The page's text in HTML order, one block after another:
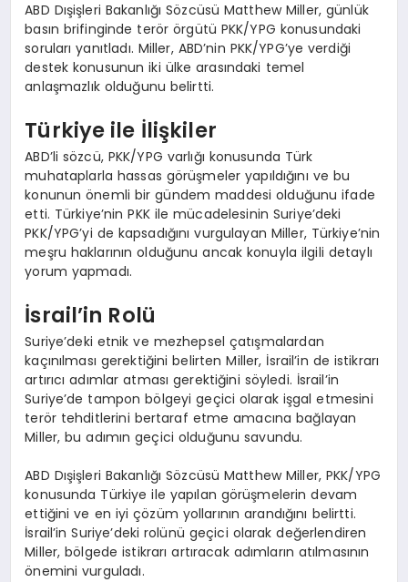
ABD Dışişleri Bakanlığı Sözcüsü Matthew Miller, günlük
basın brifinginde terör örgütü PKK/YPG konusundaki
soruları yanıtladı. Miller, ABD’nin PKK/YPG’ye verdiği
destek konusunun iki ülke arasındaki temel
anlaşmazlık olduğunu belirtti.
Türkiye ile İlişkiler
ABD’li sözcü, PKK/YPG varlığı konusunda Türk
muhataplarla hassas görüşmeler yapıldığını ve bu
konunun önemli bir gündem maddesi olduğunu ifade
etti. Türkiye’nin PKK ile mücadelesinin Suriye’deki
PKK/YPG’yi de kapsadığını vurgulayan Miller, Türkiye’nin
meşru haklarının olduğunu ancak konuyla ilgili detaylı
yorum yapmadı.
İsrail’in Rolü
Suriye’deki etnik ve mezhepsel çatışmalardan
kaçınılması gerektiğini belirten Miller, İsrail’in de istikrarı
artırıcı adımlar atması gerektiğini söyledi. İsrail’in
Suriye’de tampon bölgeyi geçici olarak işgal etmesini
terör tehditlerini bertaraf etme amacına bağlayan
Miller, bu adımın geçici olduğunu savundu.
ABD Dışişleri Bakanlığı Sözcüsü Matthew Miller, PKK/YPG
konusunda Türkiye ile yapılan görüşmelerin devam
ettiğini ve en iyi çözüm yollarının arandığını belirtti.
İsrail’in Suriye’deki rolünü geçici olarak değerlendiren
Miller, bölgede istikrarı artıracak adımların atılmasının
önemini vurguladı.